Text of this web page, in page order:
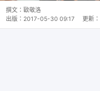
撰文： 歐敬洛
出版： 2017-05-30 09:17 更新：